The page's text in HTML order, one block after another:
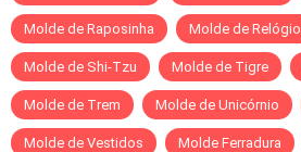
Molde de Raposinha Molde de Relógio
Molde de Shi-Tzu Molde de Tigre
Molde de Trem Molde de Unicórnio
Molde de Vestidos Molde Ferradura